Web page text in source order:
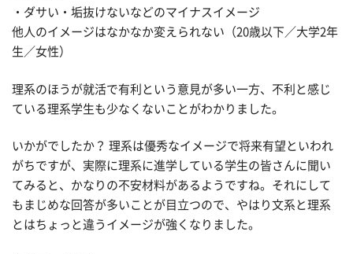
・ダサい・垢抜けないなどのマイナスイメージ
他人のイメージはなかなか変えられない（20歳以下／大学2年
生／女性）
理系のほうが就活で有利という意見が多い一方、不利と感じ
ている理系学生も少なくないことがわかりました。
いかがでしたか？ 理系は優秀なイメージで将来有望といわれ
がちですが、実際に理系に進学している学生の皆さんに聞い
てみると、かなりの不安材料があるようですね。それにして
もまじめな回答が多いことが目立つので、やはり文系と理系
とはちょっと違うイメージが強くなりました。